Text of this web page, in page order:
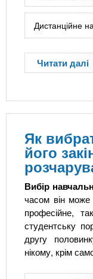
Дистанційне
Читати далі
т
а
е
Як
його
Вибір
часом він
професійне,
студентську
другу
нікому, крім